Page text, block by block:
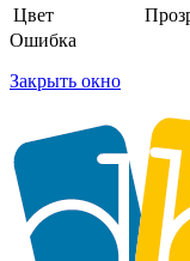
Цвет
Ошибка
Закрыть окно